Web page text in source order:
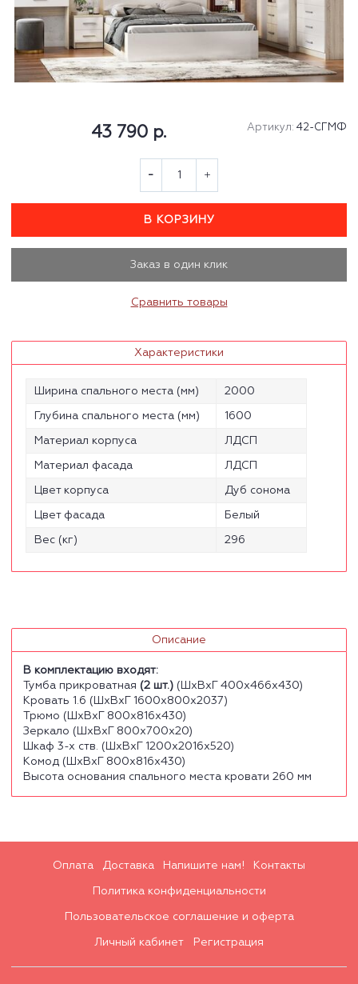
Артикул: 42-СГМФ
43 790 р.
В КОРЗИНУ
Заказ в один клик
Сравнить товары
Характеристики
Ширина спального места (мм) 2000
Глубина спального места (мм) 1600
Материал корпуса ЛДСП
Материал фасада ЛДСП
Цвет корпуса Дуб сонома
Цвет фасада Белый
Вес (кг) 296
Описание
В комплектацию входят:
Тумба прикроватная (2 шт.) (ШхВхГ 400х466х430)
Кровать 1.6 (ШхВхГ 1600х800х2037)
Трюмо (ШхВхГ 800х816х430)
Зеркало (ШхВхГ 800х700х20)
Шкаф 3-х ств. (ШхВхГ 1200х2016х520)
Комод (ШхВхГ 800х816х430)
Высота основания спального места кровати 260 мм
Оплата Доставка Напишите нам! Контакты
Политика конфиденциальности
Пользовательское соглашение и оферта
Личный кабинет Регистрация